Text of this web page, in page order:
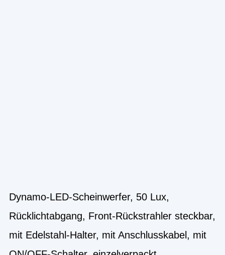
Dynamo-LED-Scheinwerfer, 50 Lux,
Rücklichtabgang, Front-Rückstrahler steckbar,
mit Edelstahl-Halter, mit Anschlusskabel, mit